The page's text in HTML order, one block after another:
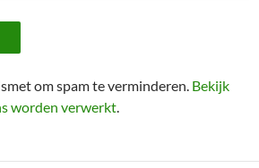
om spam te verminderen. Bekijk
worden verwerkt.